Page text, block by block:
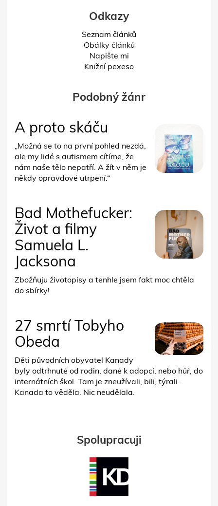
Odkazy
Seznam článků
Obálky článků
Napište mi
Knižní pexeso
Podobný žánr
A proto skáču
„Možná se to na první pohled nezdá,
ale my lidé s autismem cítíme, že
nám naše tělo nepatří. A žít v něm je
někdy opravdové utrpení.“
Bad Mothefucker:
Život a filmy
Samuela L.
Jacksona
Zbožňuju životopisy a tenhle jsem fakt moc chtěla
do sbírky!
27 smrtí Tobyho
Obeda
Děti původních obyvatel Kanady
byly odtrhnuté od rodin, dané k adopci, nebo hůř, do
internátních škol. Tam je zneužívali, bili, týrali..
Kanada to věděla. Nic neudělala.
Spolupracuji